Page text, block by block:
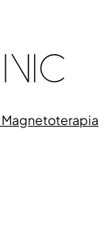
Magnetoterapia